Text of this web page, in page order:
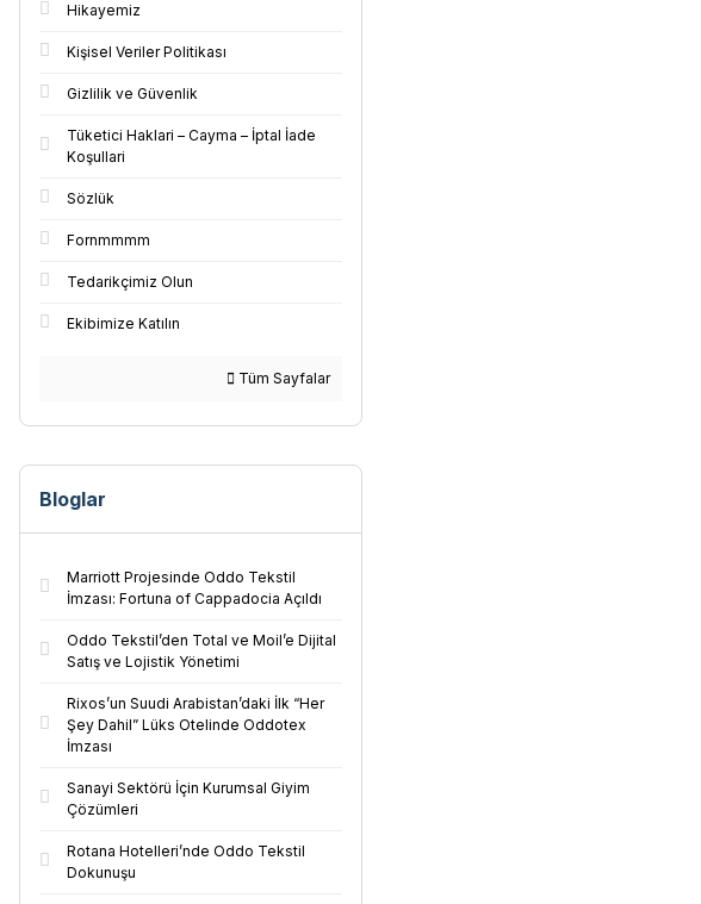
Hikayemiz
Kişisel Veriler Politikası
Gizlilik ve Güvenlik
Tüketici Haklari – Cayma – İptal İade
Koşullari
Sözlük
Fornmmmm
Tedarikçimiz Olun
Ekibimize Katılın
Tüm Sayfalar
Bloglar
Marriott Projesinde Oddo Tekstil
İmzası: Fortuna of Cappadocia Açıldı
Oddo Tekstil’den Total ve Moil’e Dijital
Satış ve Lojistik Yönetimi
Rixos’un Suudi Arabistan’daki İlk “Her
Şey Dahil” Lüks Otelinde Oddotex
İmzası
Sanayi Sektörü İçin Kurumsal Giyim
Çözümleri
Rotana Hotelleri’nde Oddo Tekstil
Dokunuşu